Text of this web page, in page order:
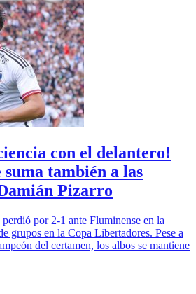
con el delantero!
también a las
Pizarro
por 2-1 ante Fluminense en la
grupos en la Copa Libertadores. Pese a
del certamen, los albos se mantiene